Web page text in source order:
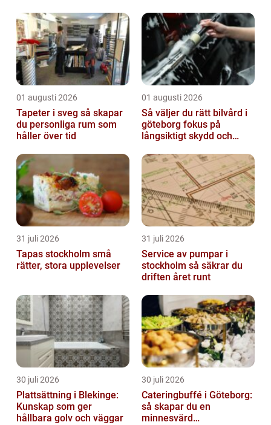
01 augusti 2026
Tapeter i sveg så skapar
du personliga rum som
håller över tid
01 augusti 2026
Så väljer du rätt bilvård i
göteborg fokus på
långsiktigt skydd och
31 juli 2026
Tapas stockholm små
rätter, stora upplevelser
31 juli 2026
Service av pumpar i
stockholm så säkrar du
driften året runt
30 juli 2026
Plattsättning i Blekinge:
Kunskap som ger
hållbara golv och väggar
30 juli 2026
Cateringbuffé i Göteborg:
så skapar du en
minnesvärd